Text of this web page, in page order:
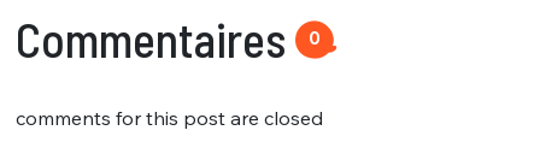
Commentaires 0
comments for this post are closed